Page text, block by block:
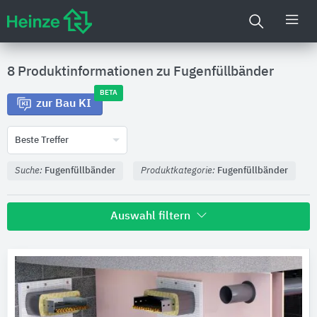
8 Produktinformationen zu Fugenfüllbänder
zur Bau KI
BETA
Beste Treffer
Suche: Fugenfüllbänder Produktkategorie: Fugenfüllbänder
Auswahl filtern
OTTO-CHEMIE 2
Paul Bauder 1
BTI Befestigungstechnik